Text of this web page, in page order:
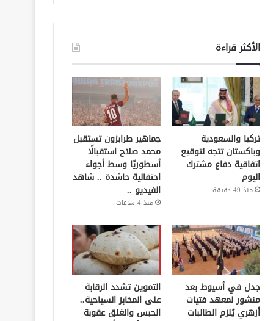
الأكثر قراءة
تركيا والسعودية
وباكستان تتجه لتوقيع
اتفاقية دفاع مشترك
اليوم
منذ 49 دقيقة
جماهير طرابزون تستقبل
محمد صلاح استقبالًا
أسطوريًا وسط أجواء
احتفالية حاشدة .. شاهد
الفيديو ..
منذ 4 ساعات
جدل في أسيوط بعد
منشور لمعهد فتيات
أزهري يُلزم الطالبات
التموين تشدد الرقابة
على المخابز السياحية..
الحبس والغلق عقوبة